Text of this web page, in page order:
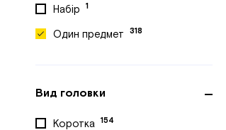
Набір 1
Один предмет 318
Вид головки
Коротка 154